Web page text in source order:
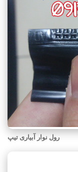
رول نوار آبیاری تیپ